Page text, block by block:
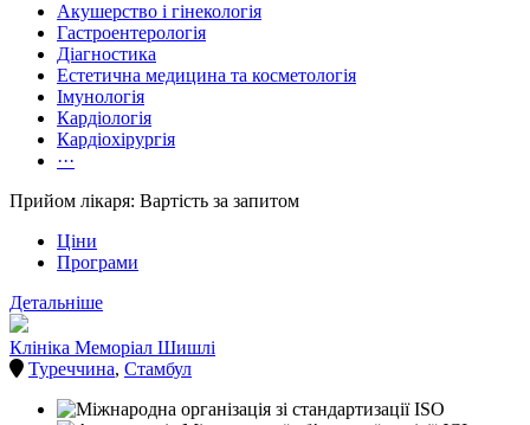
Акушерство і гінекологія
Гастроентерологія
Діагностика
Естетична медицина та косметологія
Імунологія
Кардіологія
Кардіохірургія
···
Прийом лікаря: Вартість за запитом
Ціни
Програми
Детальніше
Клініка Меморіал Шишлі
Туреччина, Стамбул